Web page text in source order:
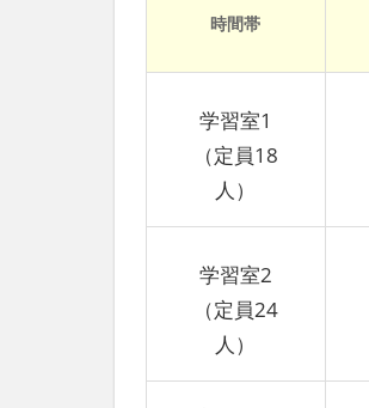
時間帯
学習室1
（定員18
人）
学習室2
（定員24
人）